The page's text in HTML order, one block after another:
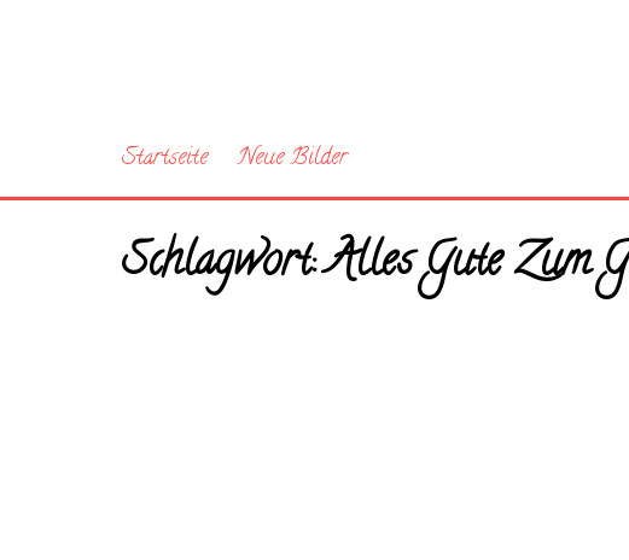
Startseite Neue Bilder
Schlagwort:Alles Gute Zum